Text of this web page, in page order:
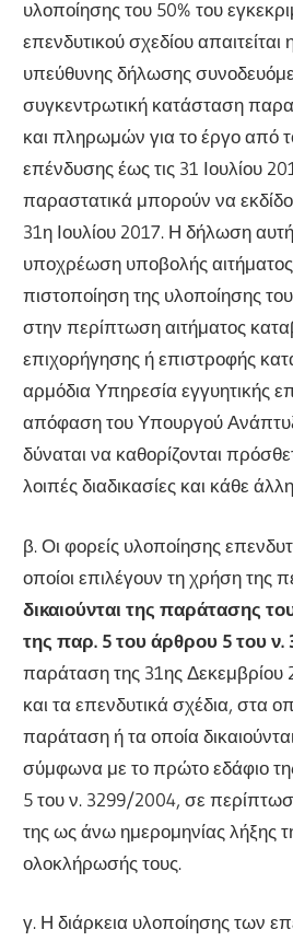
υλοποίησης του 50% του
επενδυτικού σχεδίου
υπεύθυνης δήλωσης
συγκεντρωτική κατάσταση
και πληρωμών για το έργο από
επένδυσης έως τις 31 Ιουλίου
παραστατικά μπορούν να
31η Ιουλίου 2017. Η δήλωση
υποχρέωση υποβολής αιτήματος
πιστοποίηση της υλοποίησης
στην περίπτωση αιτήματος
επιχορήγησης ή επιστροφής
αρμόδια Υπηρεσία εγγυητικής
απόφαση του Υπουργού
δύναται να καθορίζονται
λοιπές διαδικασίες και κάθε
β. Οι φορείς υλοποίησης
οποίοι επιλέγουν τη χρήση της
δικαιούνται της παράτασης
της παρ. 5 του άρθρου 5 του ν.
παράταση της 31ης Δεκεμβρίου
και τα επενδυτικά σχέδια, στα
παράταση ή τα οποία
σύμφωνα με το πρώτο εδάφιο
5 του ν. 3299/2004, σε
της ως άνω ημερομηνίας λήξης
ολοκλήρωσής τους.
γ. Η διάρκεια υλοποίησης των